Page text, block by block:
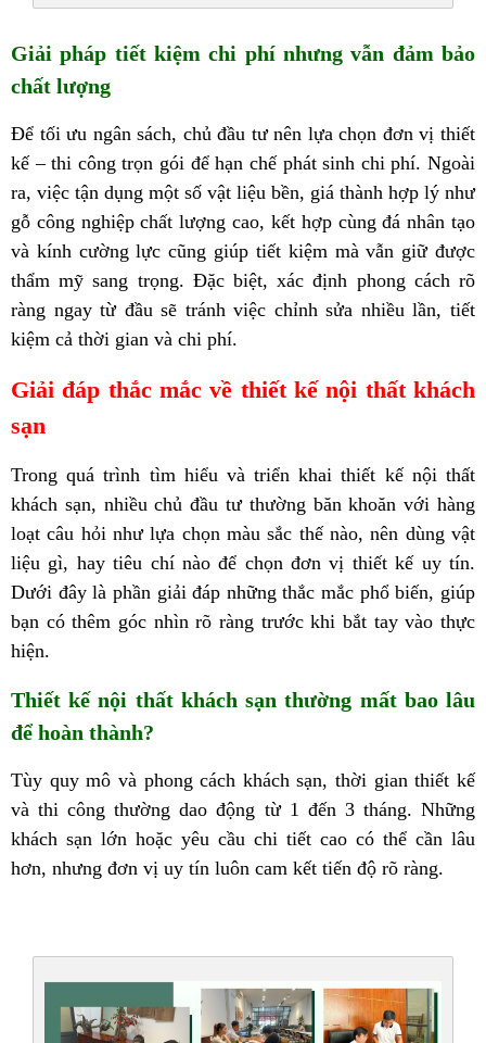
Giải pháp tiết kiệm chi phí nhưng vẫn đảm bảo
chất lượng
Để tối ưu ngân sách, chủ đầu tư nên lựa chọn đơn vị thiết
kế – thi côngtrọn gói để hạn chế phát sinh chi phí. Ngoài
ra, việc tận dụng một số vật liệu bền, giá thành hợp lý như
gỗ công nghiệp chất lượng cao, kết hợp cùng đá nhân tạo
và kính cường lực cũng giúp tiết kiệm mà vẫn giữ được
thẩm mỹ sang trọng. Đặc biệt, xác định phong cách rõ
ràng ngay từ đầu sẽ tránh việc chỉnh sửa nhiều lần, tiết
kiệm cả thời gian và chi phí.
Giải đáp thắc mắc về thiết kế nội thất khách
sạn
Trong quá trình tìm hiểu và triển khai thiết kế nội thất
khách sạn, nhiều chủ đầu tư thường băn khoăn với hàng
loạt câu hỏi như lựa chọn màu sắc thế nào, nên dùng vật
liệu gì, hay tiêu chí nào để chọn đơn vị thiết kế uy tín.
Dưới đây là phần giải đáp những thắc mắc phổ biến, giúp
bạn có thêm góc nhìn rõ ràng trước khi bắt tay vào thực
hiện.
Thiết kế nội thất khách sạn thường mất bao lâu
để hoàn thành?
Tùy quy mô và phong cách khách sạn, thời gian thiết kế
và thi công thường dao động từ 1 đến 3 tháng. Những
khách sạn lớn hoặc yêu cầu chi tiết cao có thể cần lâu
hơn, nhưng đơn vị uy tín luôn cam kết tiến độ rõ ràng.